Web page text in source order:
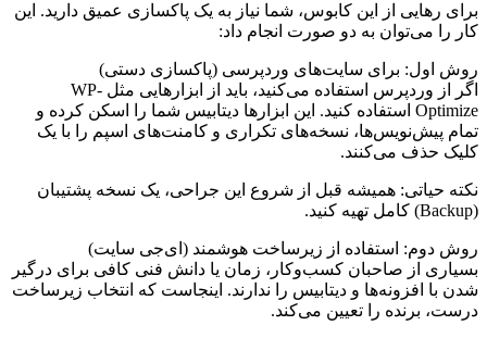
برای رهایی از این کابوس، شما نیاز به یک پاکسازی عمیق دارید. این
کار را می‌توان به دو صورت انجام داد:
روش اول: برای سایت‌های وردپرسی (پاکسازی دستی)
اگر از وردپرس استفاده می‌کنید، باید از ابزارهایی مثل WP-
Optimize استفاده کنید. این ابزارها دیتابیس شما را اسکن کرده و
تمام پیش‌نویس‌ها، نسخه‌های تکراری و کامنت‌های اسپم را با یک
کلیک حذف می‌کنند.
نکته حیاتی: همیشه قبل از شروع این جراحی، یک نسخه پشتیبان
(Backup) کامل تهیه کنید.
روش دوم: استفاده از زیرساخت هوشمند (ای‌جی سایت)
بسیاری از صاحبان کسب‌وکار، زمان یا دانش فنی کافی برای درگیر
شدن با افزونه‌ها و دیتابیس را ندارند. اینجاست که انتخاب زیرساخت
درست، برنده را تعیین می‌کند.